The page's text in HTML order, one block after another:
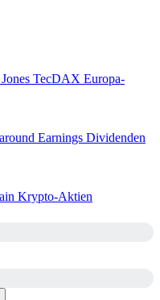
TecDAX Europa-
Earnings Dividenden
Krypto-Aktien